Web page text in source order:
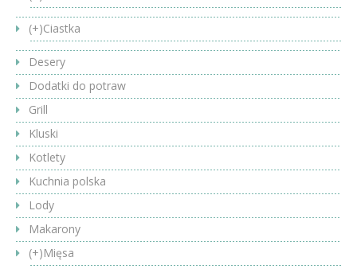
(+)Ciastka
Desery
Dodatki do potraw
Grill
Kluski
Kotlety
Kuchnia polska
Lody
Makarony
(+)Mięsa